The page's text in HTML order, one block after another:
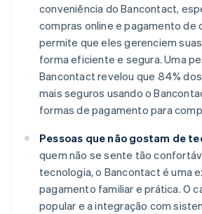
conveniência do Bancontact,
compras online e pagamento de
permite que eles gerenciem
forma eficiente e segura. Uma
Bancontact revelou que 84%
mais seguros usando o
formas de pagamento para
Pessoas que não gostam de
quem não se sente tão
tecnologia, o Bancontact é uma
pagamento familiar e prática. O
popular e a integração com